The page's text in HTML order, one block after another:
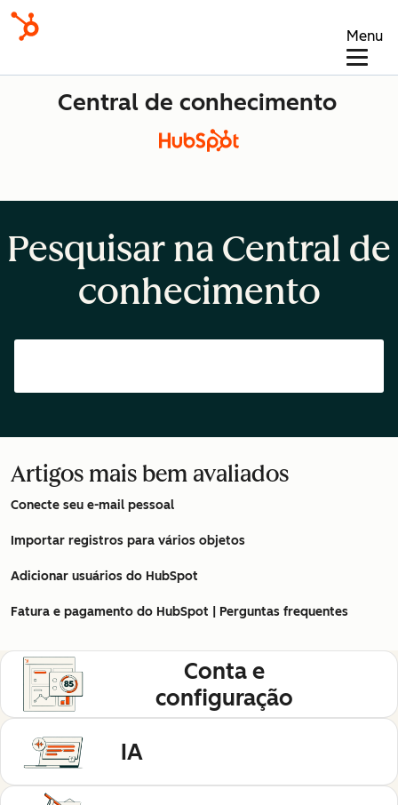
Menu
Central de conhecimento
Pesquisar na Central de
conhecimento
Artigos mais bem avaliados
Conecte seu e-mail pessoal
Importar registros para vários objetos
Adicionar usuários do HubSpot
Fatura e pagamento do HubSpot | Perguntas frequentes
Conta e
configuração
IA